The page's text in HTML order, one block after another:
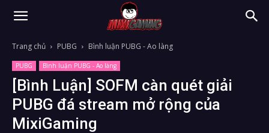
Trang chủ PUBG Bình luận PUBG - Ao làng
PUBG Bình luận PUBG - Ao làng
[Bình Luận] SOFM càn quét giải
PUBG đá stream mở rộng của
MixiGaming